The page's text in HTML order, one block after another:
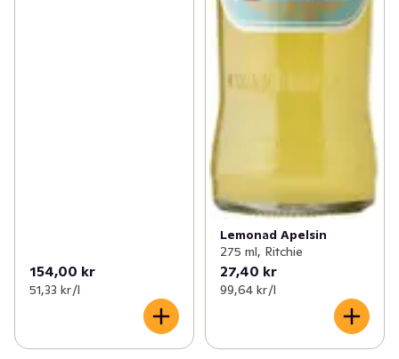
154,00 kr
51,33 kr /l
Lemonad Apelsin
275 ml, Ritchie
27,40 kr
99,64 kr /l